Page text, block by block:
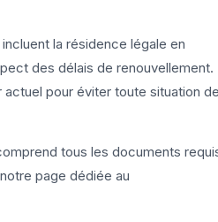
la résidence légale en
des délais de renouvellement.
pour éviter toute situation
tous les documents
page dédiée au